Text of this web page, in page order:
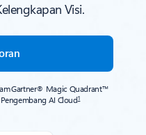
Visi.
Gartner® Magic Quadrant™
AI Cloud1